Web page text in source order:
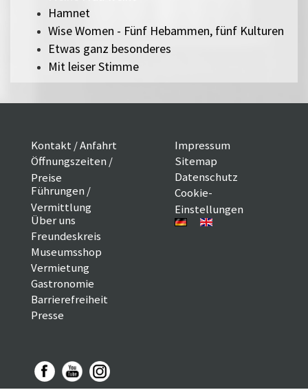
Hamnet
Wise Women - Fünf Hebammen, fünf Kulturen
Etwas ganz besonderes
Mit leiser Stimme
Kontakt / Anfahrt
Öffnungszeiten /
Preise
Führungen /
Vermittlung
Über uns
Freundeskreis
Museumsshop
Vermietung
Gastronomie
Barrierefreiheit
Presse
Impressum
Sitemap
Datenschutz
Cookie-
Einstellungen